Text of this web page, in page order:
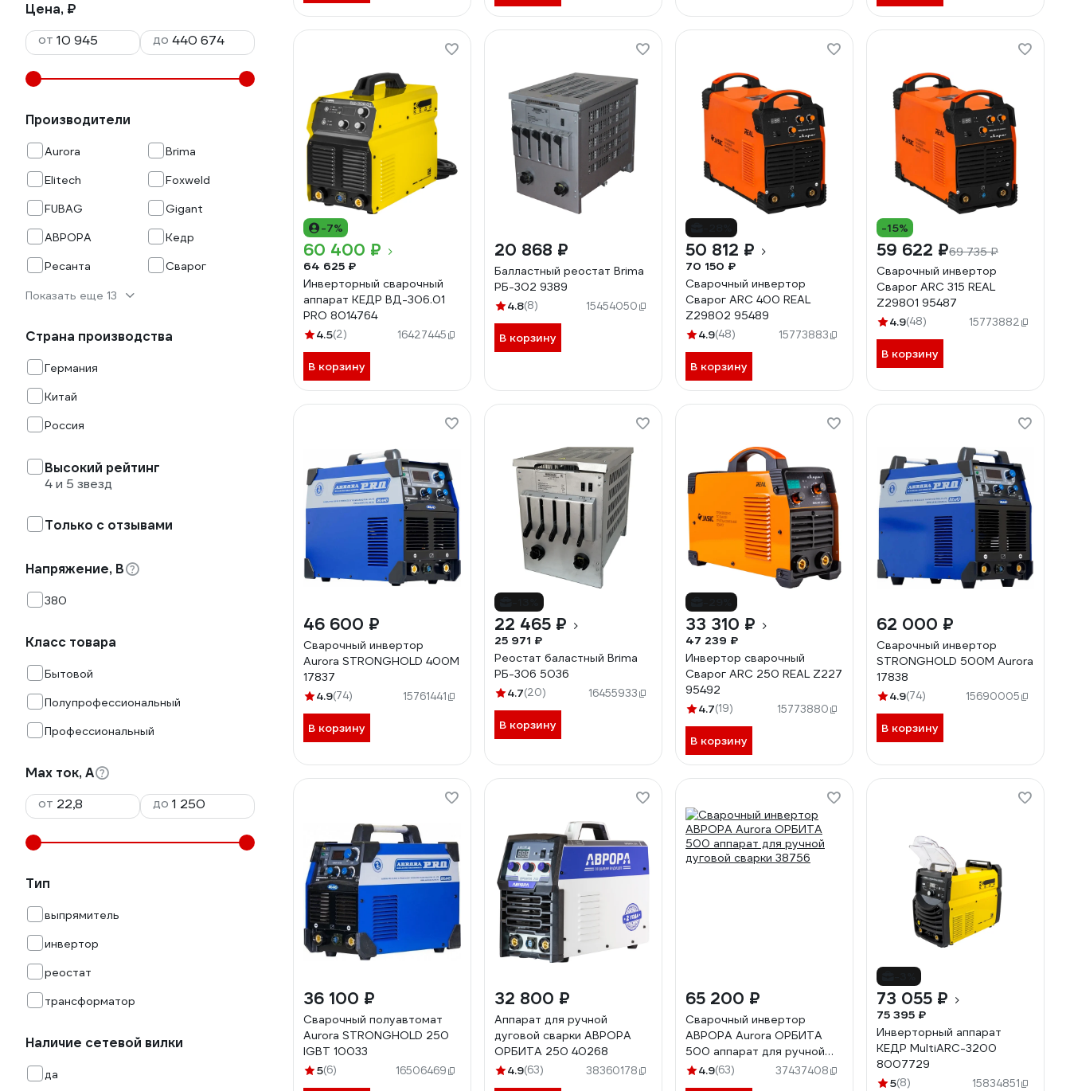
Цена, ₽
от
до
Производители
Aurora
Brima
Elitech
Foxweld
FUBAG
Gigant
АВРОРА
Кедр
Ресанта
Сварог
Показать еще 13
Страна производства
Германия
Китай
Россия
Высокий рейтинг
4 и 5 звезд
Только с отзывами
Напряжение, В
380
Класс товара
Бытовой
Полупрофессиональный
Профессиональный
Max ток, А
от
до
Тип
выпрямитель
инвертор
реостат
трансформатор
Наличие сетевой вилки
да
-7%
60 400 ₽
64 625 ₽
Инверторный сварочный
аппарат КЕДР ВД-306.01
PRO 8014764
4.5(2) 16427445
В корзину
20 868 ₽
Балластный реостат Brima
РБ-302 9389
4.8(8) 15454050
В корзину
50 812 ₽
70 150 ₽
Сварочный инвертор
Сварог ARC 400 REAL
Z29802 95489
4.9(48) 15773883
В корзину
-15%
59 622 ₽69 735 ₽
Сварочный инвертор
Сварог ARC 315 REAL
Z29801 95487
4.9(48) 15773882
В корзину
46 600 ₽
Сварочный инвертор
Aurora STRONGHOLD 400M
17837
4.9(74) 15761441
В корзину
22 465 ₽
25 971 ₽
Реостат баластный Brima
РБ-306 5036
4.7(20) 16455933
В корзину
33 310 ₽
47 239 ₽
Инвертор сварочный
Сварог ARC 250 REAL Z227
95492
4.7(19) 15773880
В корзину
62 000 ₽
Сварочный инвертор
STRONGHOLD 500M Aurora
17838
4.9(74) 15690005
В корзину
36 100 ₽
Сварочный полуавтомат
Aurora STRONGHOLD 250
IGBT 10033
5(6) 16506469
32 800 ₽
Аппарат для ручной
дуговой сварки АВРОРА
ОРБИТА 250 40268
4.9(63) 38360178
65 200 ₽
Сварочный инвертор
АВРОРА Aurora ОРБИТА
500 аппарат для ручной
дуговой сварки 38756
4.9(63) 37437408
73 055 ₽
75 395 ₽
Инверторный аппарат
КЕДР MultiARC-3200
8007729
5(8) 15834851